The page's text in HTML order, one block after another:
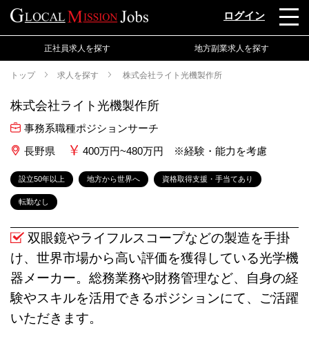
ログイン
正社員求人を探す 地方副業求人を探す
トップ 求人を探す 株式会社ライト光機製作所
株式会社ライト光機製作所
事務系職種ポジションサーチ
長野県
400万円~480万円 ※経験・能力を考慮
設立50年以上 地方から世界へ 資格取得支援・手当てあり
転勤なし
双眼鏡やライフルスコープなどの製造を手掛
け、世界市場から高い評価を獲得している光学機
器メーカー。総務業務や財務管理など、自身の経
験やスキルを活用できるポジションにて、ご活躍
いただきます。